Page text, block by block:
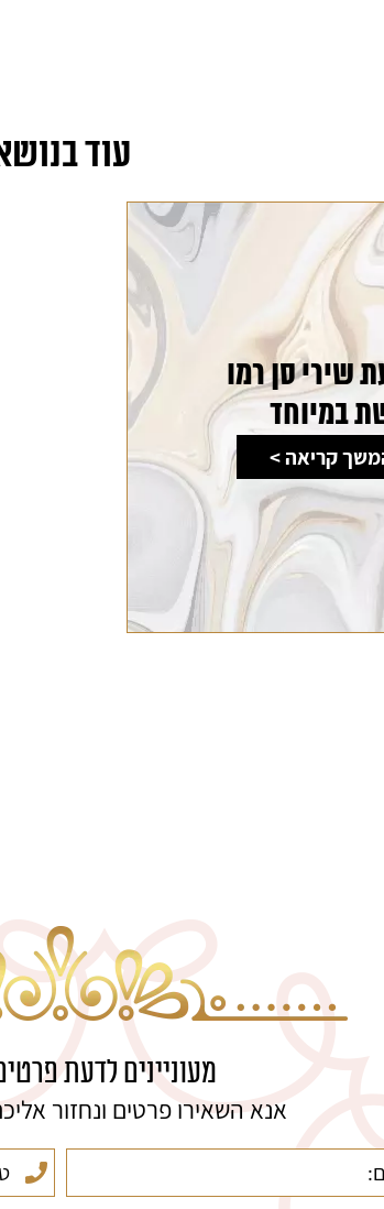
עוד
שירי סן רמו
במיוחד
קריאה >
מעוניינים לדעת
אנא השאירו פרטים ונחזור